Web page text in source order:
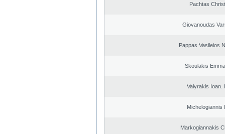
Pachtas
Giovanoudas
Pappas Vasileios
Skoulakis
Valyrakis Ioan.
Michelogiannis
Markogiannakis